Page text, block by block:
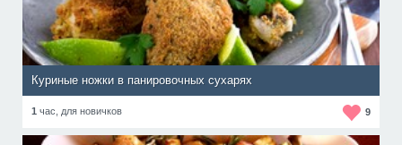
Куриные ножки в панировочных сухарях
1 час, для новичков 9